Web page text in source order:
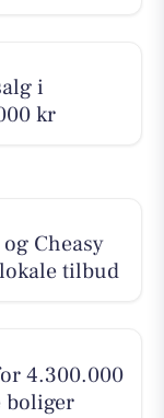
i
kr
Cheasy
tilbud
4.300.000
boliger